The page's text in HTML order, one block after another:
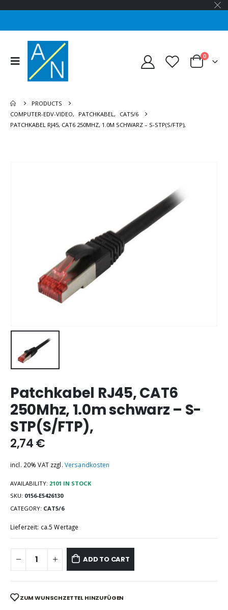
0
PRODUCTS
COMPUTER-EDV-VIDEO, PATCHKABEL,
CAT5/6
PATCHKABEL RJ45, CAT6 250MHZ, 1.0M SCHWARZ – S-STP(S/FTP),
Patchkabel RJ45, CAT6
250Mhz, 1.0m schwarz – S-
STP(S/FTP),
2,74€
incl. 20% VAT zzgl. Versandkosten
AVAILABILITY: 2101 IN STOCK
SKU: 0156-E5426130
CATEGORY: CAT5/6
Lieferzeit: ca.5 Wertage
ADD TO CART
ZUM WUNSCHZETTEL HINZUFÜGEN